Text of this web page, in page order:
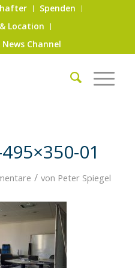
Spenden
Location
Channel
01
/ von Peter Spiegel